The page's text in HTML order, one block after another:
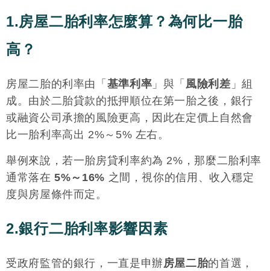
1.房屋二胎利率怎麼算？為何比一胎
高？
房屋二胎的利率由「 基準利率 」與「 風險利差 」組
成。由於二胎貸款的抵押順位在第一胎之後，銀行
或融資公司承擔的風險更高，因此在定價上自然會
比一胎利率高出 2%～5% 左右。
舉例來說，若一胎房貸利率約為 2%，那麼二胎利率
通常落在5%～16% 之間，視你的信用、收入穩定
度與房屋條件而定。
2.銀行二胎利率影響因素
受政府監管的銀行，一直是申辦房屋二胎的首選，